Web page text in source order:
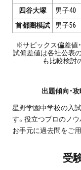
お申込みの流れ
よくある質問
インフォメーション
四谷大塚
男子40
首都圏模試
男子56
※サピックス偏差値
試偏差値は各社公表
も比較検討
出題傾向・
星野学園中学校の入
す。役立つプロのノ
お手元に過去問をご
受